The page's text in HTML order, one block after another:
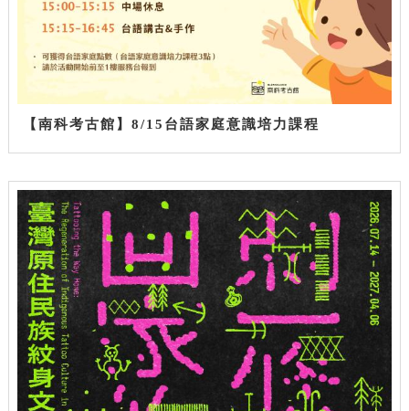
【南科考古館】8/15台語家庭意識培力課程